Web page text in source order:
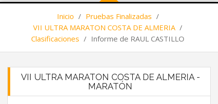
Inicio / Pruebas Finalizadas /
VII ULTRA MARATON COSTA DE ALMERIA /
Clasificaciones / Informe de RAUL CASTILLO
VII ULTRA MARATON COSTA DE ALMERIA -
MARATÓN